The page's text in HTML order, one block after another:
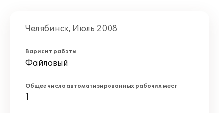
Челябинск, Июль 2008
Вариант работы
Файловый
Общее число автоматизированных рабочих мест
1